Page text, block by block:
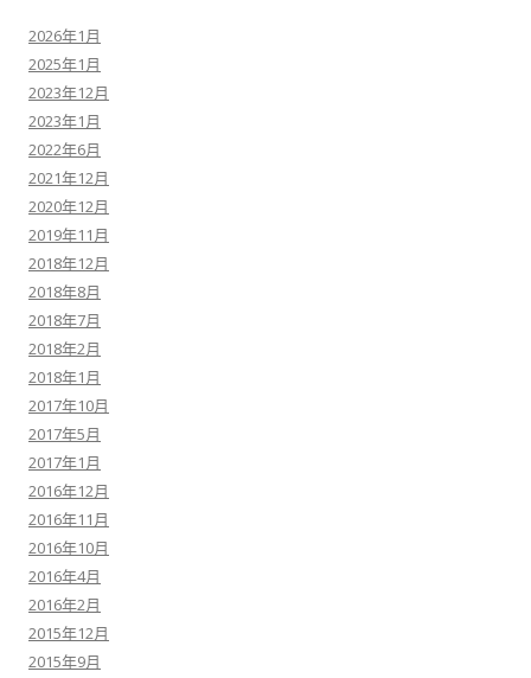
2026年1月
2025年1月
2023年12月
2023年1月
2022年6月
2021年12月
2020年12月
2019年11月
2018年12月
2018年8月
2018年7月
2018年2月
2018年1月
2017年10月
2017年5月
2017年1月
2016年12月
2016年11月
2016年10月
2016年4月
2016年2月
2015年12月
2015年9月